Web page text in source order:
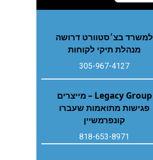
למשרד בצ׳סטוורט דרושה
מנהלת תיקי לקוחות
305-967-4127
Legacy Group – מייצרים
פגישות מתואמות שעברו
קונפרמשיין
818-653-8971